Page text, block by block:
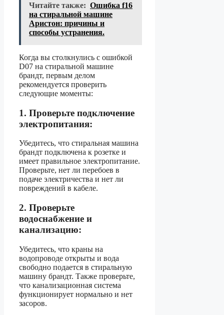
Читайте также: Ошибка f16
на стиральной машине
Аристон: причины и
способы устранения.
Когда вы столкнулись с ошибкой
D07 на стиральной машине
брандт, первым делом
рекомендуется проверить
следующие моменты:
1. Проверьте подключение
электропитания:
Убедитесь, что стиральная машина
брандт подключена к розетке и
имеет правильное электропитание.
Проверьте, нет ли перебоев в
подаче электричества и нет ли
повреждений в кабеле.
2. Проверьте
водоснабжение и
канализацию:
Убедитесь, что краны на
водопроводе открыты и вода
свободно подается в стиральную
машину брандт. Также проверьте,
что канализационная система
функционирует нормально и нет
засоров.